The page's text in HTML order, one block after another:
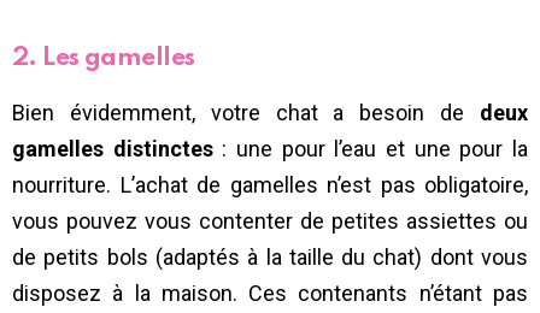
2. Les gamelles
Bien évidemment, votre chat a besoin de deux
gamelles distinctes: une pour l’eau et une pour la
nourriture. L’achat de gamelles n’est pas obligatoire,
vous pouvez vous contenter de petites assiettes ou
de petits bols (adaptés à la taille du chat) dont vous
disposez à la maison. Ces contenants n’étant pas